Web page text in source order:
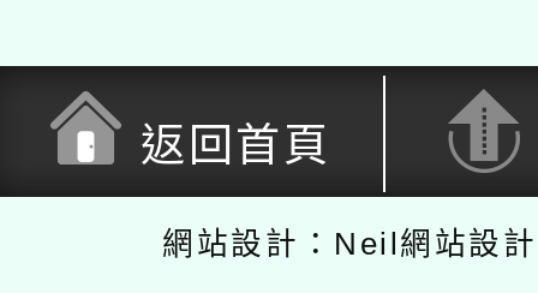
返回首頁
網站設計：Neil網站設